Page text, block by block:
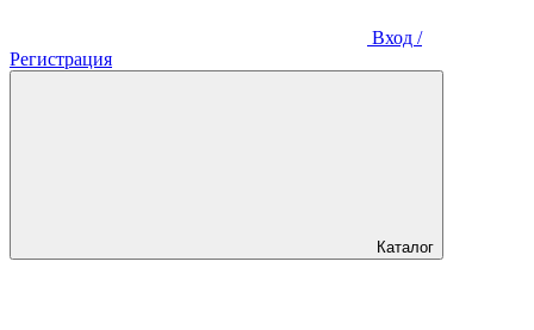
Вход /
Регистрация
Каталог